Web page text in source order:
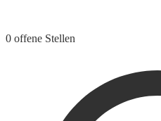
0 offene Stellen